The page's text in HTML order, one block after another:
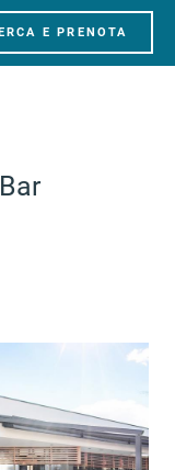
E PRENOTA